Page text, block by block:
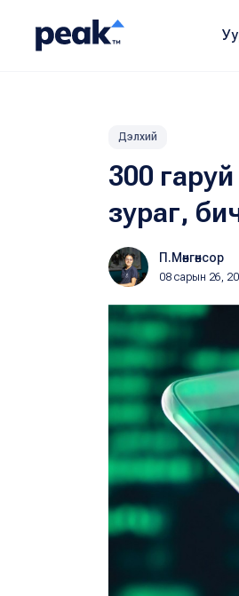
Дэлхий
300
зураг,
П.Мөнгөнсор
08 сарын 26,